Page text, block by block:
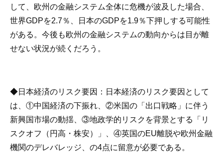
して、欧州の金融システム全体に危機が波及した場合、
世界GDPを2.7％、日本のGDPを1.9％下押しする可能性
がある。今後も欧州の金融システムの動向からは目が離
せない状況が続くだろう。
◆日本経済のリスク要因 ：日本経済のリスク要因として
は、①中国経済の下振れ、②米国の「出口戦略」に伴う
新興国市場の動揺、③地政学的リスクを背景とする「リ
スクオフ（円高・株安）」、④英国のEU離脱や欧州金融
機関のデレバレッジ、の4点に留意が必要である。